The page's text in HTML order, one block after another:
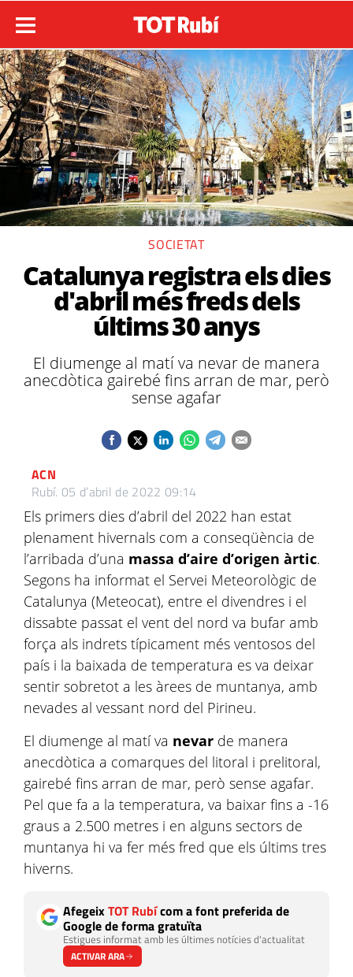
SOCIETAT
Catalunya registra els dies
d'abril més freds dels
últims 30 anys
El diumenge al matí va nevar de manera
anecdòtica gairebé fins arran de mar, però
sense agafar
ACN
Rubí. 05 d’abril de 2022 09:14
Els primers dies d’abril del 2022 han estat
plenament hivernals com a conseqüència de
l’arribada d’una massa d’aire d’origen àrtic.
Segons ha informat el Servei Meteorològic de
Catalunya (Meteocat), entre el divendres i el
dissabte passat el vent del nord va bufar amb
força als indrets típicament més ventosos del
país i la baixada de temperatura es va deixar
sentir sobretot a les àrees de muntanya, amb
nevades al vessant nord del Pirineu.
El diumenge al matí va nevar de manera
anecdòtica a comarques del litoral i prelitoral,
gairebé fins arran de mar, però sense agafar.
Pel que fa a la temperatura, va baixar fins a -16
graus a 2.500 metres i en alguns sectors de
muntanya hi va fer més fred que els últims tres
hiverns.
AfegeixTOT Rubícom a font preferida de
Google de forma gratuïta
Estigues informat amb les últimes notícies d'actualitat
ACTIVAR ARA